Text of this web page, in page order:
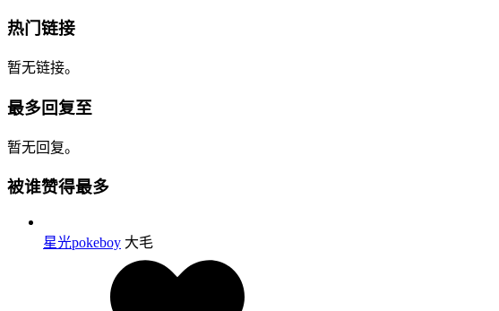
热门链接
暂无链接。
最多回复至
暂无回复。
被谁赞得最多
星光pokeboy 大毛